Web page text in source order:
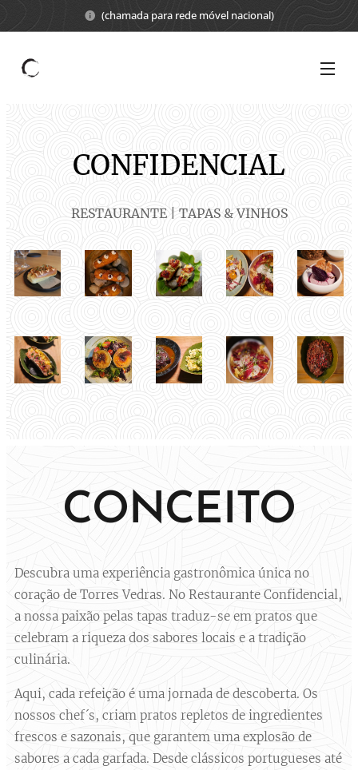
(chamada para rede móvel nacional)
CONFIDENCIAL
RESTAURANTE | TAPAS & VINHOS
CONCEITO
Descubra uma experiência gastronômica única no
coração de Torres Vedras. No Restaurante Confidencial,
a nossa paixão pelas tapas traduz-se em pratos que
celebram a riqueza dos sabores locais e a tradição
culinária.
Aqui, cada refeição é uma jornada de descoberta. Os
nossos chef´s, criam pratos repletos de ingredientes
frescos e sazonais, que garantem uma explosão de
sabores a cada garfada. Desde clássicos portugueses até